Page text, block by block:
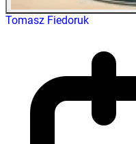
Tomasz Fiedoruk